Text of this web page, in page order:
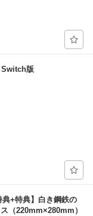
Switch版
典+特典】白き鋼鉄の
（220mm×280mm）